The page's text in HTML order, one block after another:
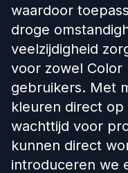
waardoor
droge
veelzijdigheid
voor zowel Color
gebruikers. Met
kleuren direct
wachttijd voor
kunnen direct
introduceren we